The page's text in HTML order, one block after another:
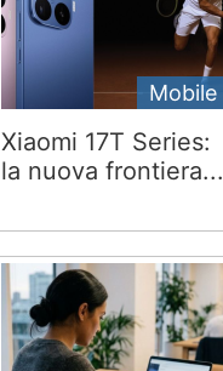
Mobile
Xiaomi 17T Series:
la nuova frontiera...